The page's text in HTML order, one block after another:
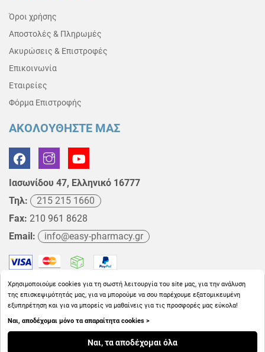
Όροι χρήσης
Αποστολές & Πληρωμές
Ακυρώσεις & Επιστροφές
Επικοινωνία
Εταιρείες
Φόρμα Επιστροφής
ΑΚΟΛΟΥΘΗΣΤΕ ΜΑΣ
Ιασωνίδου 47, Ελληνικό 16777
Τηλ:
215 215 1660
Fax: 210 961 8628
Email:
info@easy-pharmacy.gr
Copyright © 2026EasyPharmacy.gr
Χρησιμοποιούμε cookies για τη σωστή λειτουργία του site μας, για την ανάλυση
της επισκεψιμότητάς μας, για να μπορούμε να σου παρέχουμε εξατομικευμένη
εξυπηρέτηση και για να μπορείς να μαθαίνεις για τις προσφορές μας εύκολα!
Ναι, αποδέχομαι μόνο τα απαραίτητα cookies >
Ναι, τα αποδέχομαι όλα